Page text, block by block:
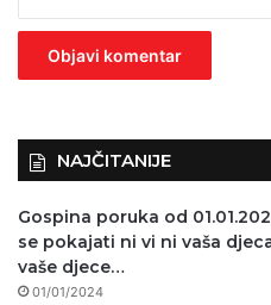
z
NAJČITANIJE
Gospina poruka od
se pokajati ni vi ni vaša
vaše djece…
01/01/2024